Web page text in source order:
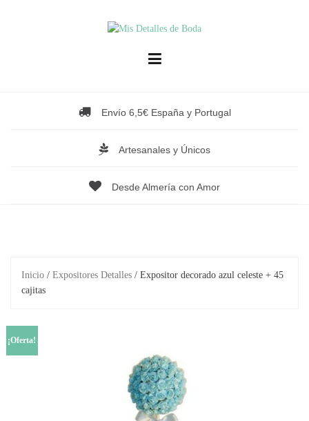
Envío 6,5€ España y Portugal
Artesanales y Únicos
Desde Almería con Amor
Inicio / Expositores Detalles / Expositor decorado azul celeste + 45
cajitas
¡Oferta!